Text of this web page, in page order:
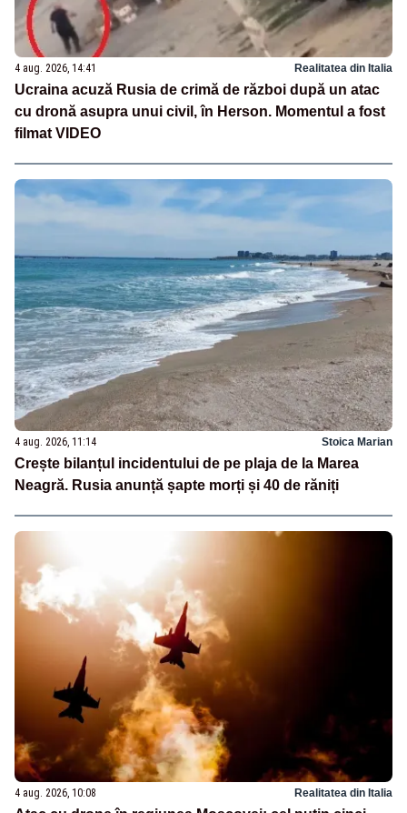
4 aug. 2026, 14:41 Realitatea din Italia
Ucraina acuză Rusia de crimă de război după un atac
cu dronă asupra unui civil, în Herson. Momentul a fost
filmat VIDEO
4 aug. 2026, 11:14 Stoica Marian
Crește bilanțul incidentului de pe plaja de la Marea
Neagră. Rusia anunță șapte morți și 40 de răniți
4 aug. 2026, 10:08 Realitatea din Italia